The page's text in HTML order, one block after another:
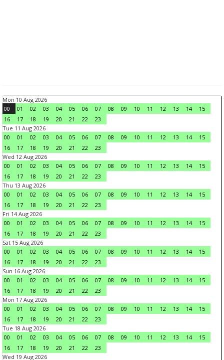
Mon 10 Aug 2026
00
01 02 03 04 05 06 07 08 09 10 11 12 13 14
15
16
17 18 19 20 21 22
23
Tue 11 Aug 2026
00
01 02 03 04 05 06 07 08 09 10 11 12 13 14
15
16
17 18 19 20 21 22
23
Wed 12 Aug 2026
00
01 02 03 04 05 06 07 08 09 10 11 12 13 14
15
16
17 18 19 20 21 22
23
Thu 13 Aug 2026
00
01 02 03 04 05 06 07 08 09 10 11 12 13 14
15
16
17 18 19 20 21 22
23
Fri 14 Aug 2026
00
01 02 03 04 05 06 07 08 09 10 11 12 13 14
15
16
17 18 19 20 21 22
23
Sat 15 Aug 2026
00
01 02 03 04 05 06 07 08 09 10 11 12 13 14
15
16
17 18 19 20 21 22
23
Sun 16 Aug 2026
00
01 02 03 04 05 06 07 08 09 10 11 12 13 14
15
16
17 18 19 20 21 22
23
Mon 17 Aug 2026
00
01 02 03 04 05 06 07 08 09 10 11 12 13 14
15
16
17 18 19 20 21 22
23
Tue 18 Aug 2026
00
01 02 03 04 05 06 07 08 09 10 11 12 13 14
15
16
17 18 19 20 21 22
23
Wed 19 Aug 2026